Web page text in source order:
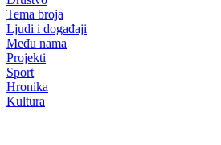
Tema broja
Ljudi i događaji
Među nama
Projekti
Sport
Hronika
Kultura